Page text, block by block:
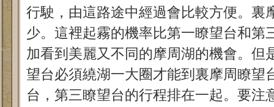
行駛，由這路途中經過會比較方便。裏
少。這裡起霧的機率比第一瞭望台和第
加看到美麗又不同的摩周湖的機會。但
望台必須繞湖一大圈才能到裏摩周瞭望
台，第三瞭望台的行程排在一起。要注